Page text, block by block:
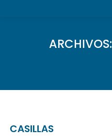
ARCHIVOS:
CASILLAS